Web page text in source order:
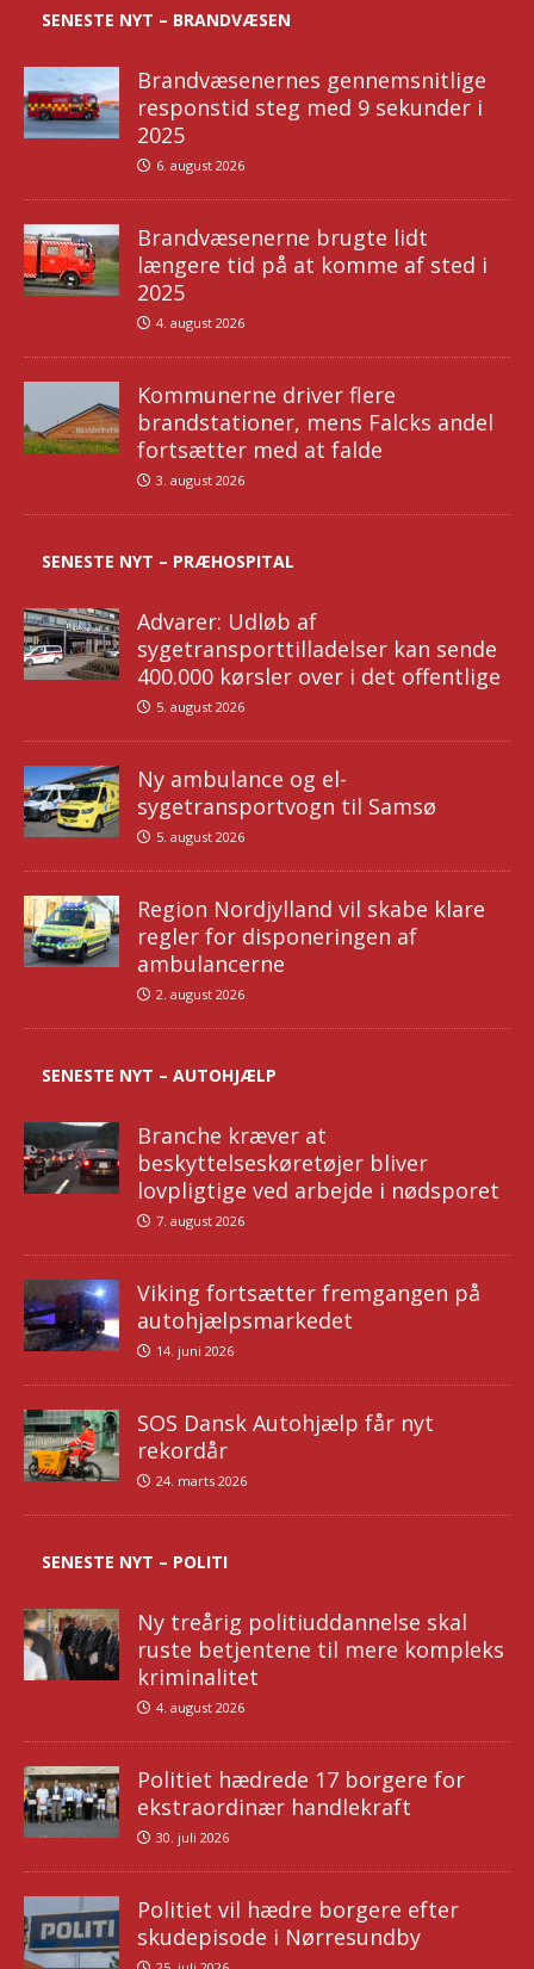
SENESTE NYT – BRANDVÆSEN
Brandvæsenernes gennemsnitlige
responstid steg med 9 sekunder i
2025
6. august 2026
Brandvæsenerne brugte lidt
længere tid på at komme af sted i
2025
4. august 2026
Kommunerne driver flere
brandstationer, mens Falcks andel
fortsætter med at falde
3. august 2026
SENESTE NYT – PRÆHOSPITAL
Advarer: Udløb af
sygetransporttilladelser kan sende
400.000 kørsler over i det offentlige
5. august 2026
Ny ambulance og el-
sygetransportvogn til Samsø
5. august 2026
Region Nordjylland vil skabe klare
regler for disponeringen af
ambulancerne
2. august 2026
SENESTE NYT – AUTOHJÆLP
Branche kræver at
beskyttelseskøretøjer bliver
lovpligtige ved arbejde i nødsporet
7. august 2026
Viking fortsætter fremgangen på
autohjælpsmarkedet
14. juni 2026
SOS Dansk Autohjælp får nyt
rekordår
24. marts 2026
SENESTE NYT – POLITI
Ny treårig politiuddannelse skal
ruste betjentene til mere kompleks
kriminalitet
4. august 2026
Politiet hædrede 17 borgere for
ekstraordinær handlekraft
30. juli 2026
Politiet vil hædre borgere efter
skudepisode i Nørresundby